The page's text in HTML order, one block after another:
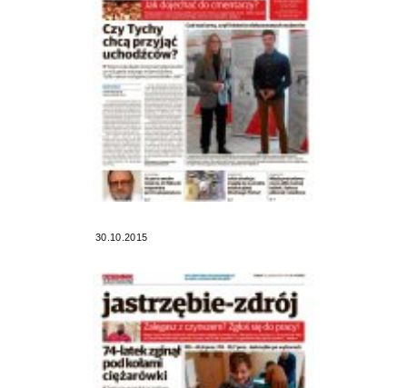
30.10.2015